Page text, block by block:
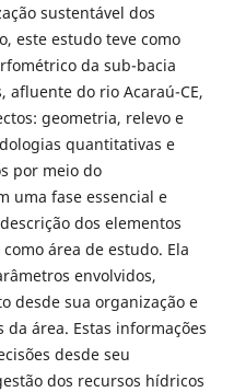
sustentável dos
este estudo teve como
da sub-bacia
afluente do rio Acaraú-CE,
geometria, relevo e
quantitativas e
por meio do
uma fase essencial e
dos elementos
área de estudo. Ela
envolvidos,
desde sua organização e
área. Estas informações
desde seu
dos recursos hídricos